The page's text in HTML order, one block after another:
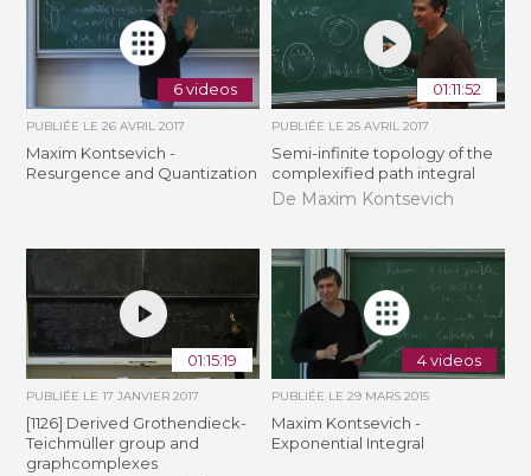
6 videos
PUBLIÉE LE26 AVRIL 2017
Maxim Kontsevich -
Resurgence and Quantization
01:11:52
PUBLIÉE LE 25 AVRIL 2017
Semi-infinite topology of the
complexified path integral
De Maxim Kontsevich
01:15:19
PUBLIÉE LE17 JANVIER 2017
[1126] Derived Grothendieck-
Teichmüller group and
graphcomplexes
4 videos
PUBLIÉE LE 29 MARS 2015
Maxim Kontsevich -
Exponential Integral